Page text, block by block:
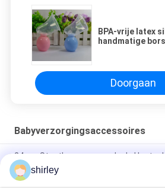
BPA-vrije latex
handmatige
Doorgaan
Babyverzorgingsaccessoires
24pcs Stootkussens van de de
Borst van verzorgingsstootkussens
shirley